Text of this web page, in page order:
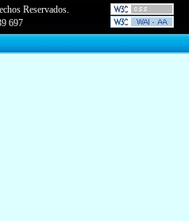
Reservados.
697